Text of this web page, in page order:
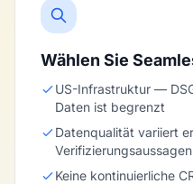
Wählen Sie
US-Infrastruktur —
Daten ist begrenzt
Datenqualität variiert
Verifizierungsaussagen
Keine kontinuierliche